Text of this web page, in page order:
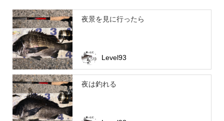
夜景を見に行ったら
Level93
夜は釣れる